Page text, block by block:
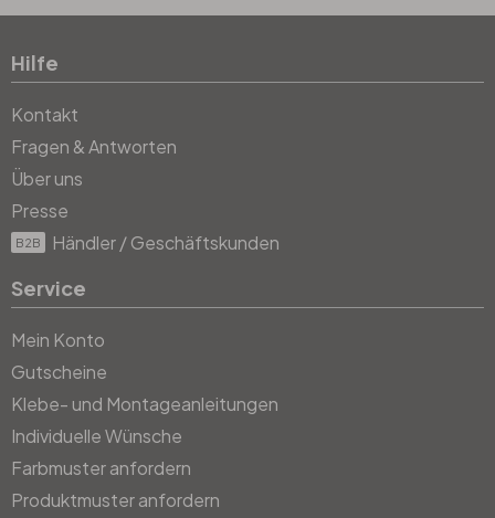
Hilfe
Kontakt
Fragen & Antworten
Über uns
Presse
B2B Händler / Geschäftskunden
Service
Mein Konto
Gutscheine
Klebe- und Montageanleitungen
Individuelle Wünsche
Farbmuster anfordern
Produktmuster anfordern